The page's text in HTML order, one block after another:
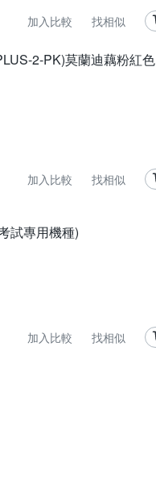
加入比較 找相似
2-PK)莫蘭迪藕粉紅色
加入比較 找相似
試專用機種)
加入比較 找相似